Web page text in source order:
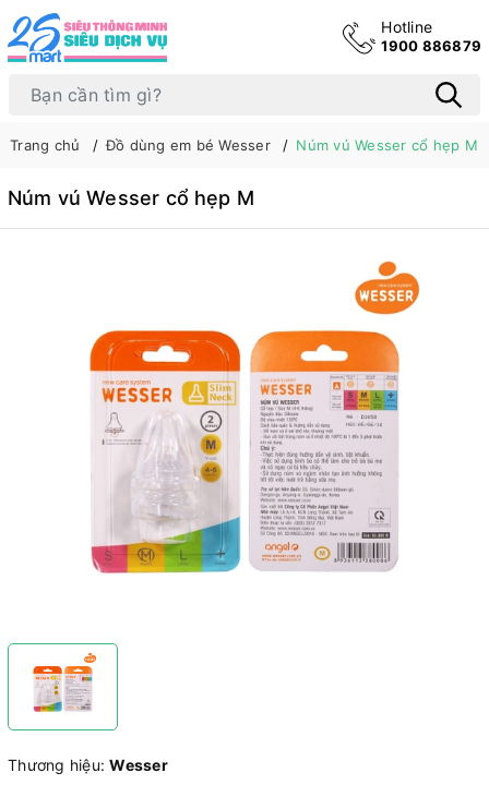
Hotline
1900 886879
Trang chủ Đồ dùng em bé Wesser Núm vú Wesser cổ hẹp M
Núm vú Wesser cổ hẹp M
Thương hiệu:Wesser